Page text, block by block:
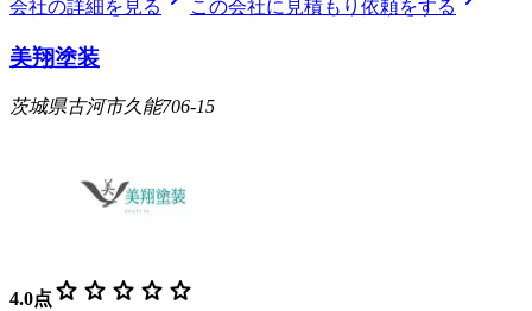
会社の詳細を見る この会社に見積もり依頼をする
美翔塗装
茨城県古河市久能706-15
4.0点 star star star star star